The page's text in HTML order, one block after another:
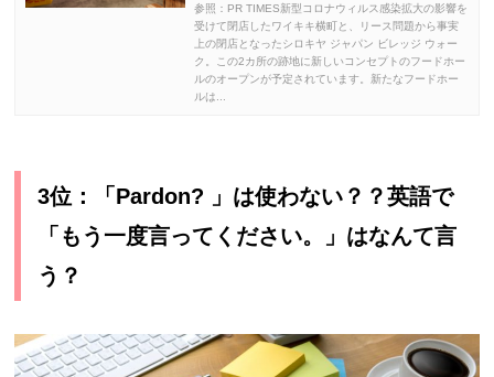
参照：PR TIMES新型コロナウィルス感染拡大の影響を
受けて閉店したワイキキ横町と、リース問題から事実
上の閉店となったシロキヤ ジャパン ビレッジ ウォー
ク。この2カ所の跡地に新しいコンセプトのフードホー
ルのオープンが予定されています。新たなフードホー
ルは...
3位：「Pardon? 」は使わない？？英語で
「もう一度言ってください。」はなんて言
う？